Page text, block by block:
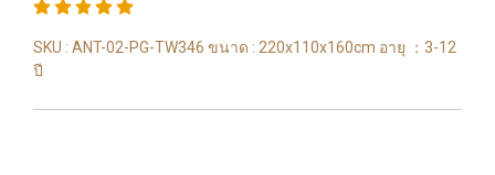
SKU : ANT-02-PG-TW346 ขนาด : 220x110x160cm อายุ ：3-12
ปี